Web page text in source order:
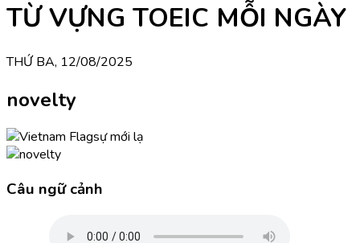
TỪ VỰNG TOEIC MỖI NGÀY
THỨ BA, 12/08/2025
novelty
sự mới lạ
Câu ngữ cảnh